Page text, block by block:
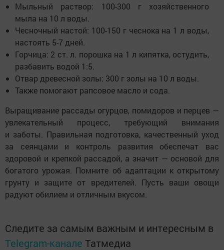
Мыльный раствор: 100-300 г хозяйственного
мыла на 10 л воды.
Чесночный настой: 100-150 г чеснока на 1 л воды,
настоять 5-7 дней.
Горчица: 2 ст. л. порошка на 1 л кипятка, остудить,
разбавить водой 1:5.
Отвар древесной золы: 300 г золы на 10 л воды.
Также помогают рапсовое масло и сода.
Выращивание рассады огурцов, помидоров и перцев —
увлекательный процесс, требующий внимания
и заботы. Правильная подготовка, качественный уход
за сеянцами и контроль развития обеспечат вас
здоровой и крепкой рассадой, а значит — основой для
богатого урожая. Помните об адаптации к открытому
грунту и защите от вредителей. Пусть ваши овощи
радуют обилием и отличным вкусом.
Следите за самым важным и интересным в
Telegram-канале Татмедиа